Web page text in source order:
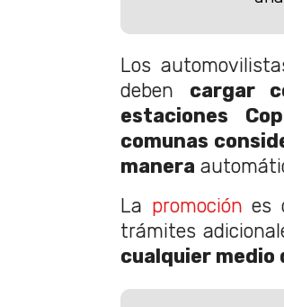
Los
deben cargar
estaciones
comunas
manera
La promoción es
trámites
cualquier medio